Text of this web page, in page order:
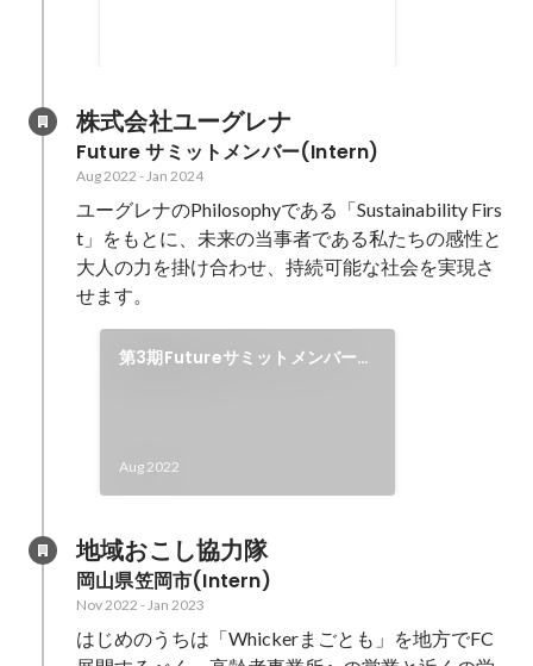
株式会社ユーグレナ
Future サミットメンバー(Intern)
Aug 2022 -Jan 2024
ユーグレナのPhilosophyである「Sustainability Firs
t」をもとに、未来の当事者である私たちの感性と
大人の力を掛け合わせ、持続可能な社会を実現さ
せます。
第3期Futureサミットメンバー就
Aug 2022
地域おこし協力隊
岡山県笠岡市(Intern)
Nov 2022 -Jan 2023
はじめのうちは「Whickerまごとも」を地方でFC